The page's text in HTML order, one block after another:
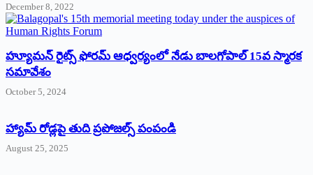
December 8, 2022
హ్యూమన్‌ రైట్స్‌ ఫోరమ్‌ ఆధ్వర్యంలో నేడు బాలగోపాల్‌ 15వ స్మారక
సమావేశం
October 5, 2024
హ్యామ్‌ రోడ్లపై తుది ప్రపోజల్స్‌ పంపండి
August 25, 2025